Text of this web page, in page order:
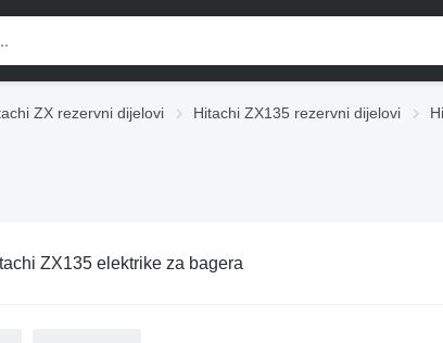
ZX rezervni dijelovi Hitachi ZX135 rezervni dijelovi
ZX135 elektrike za bagerа